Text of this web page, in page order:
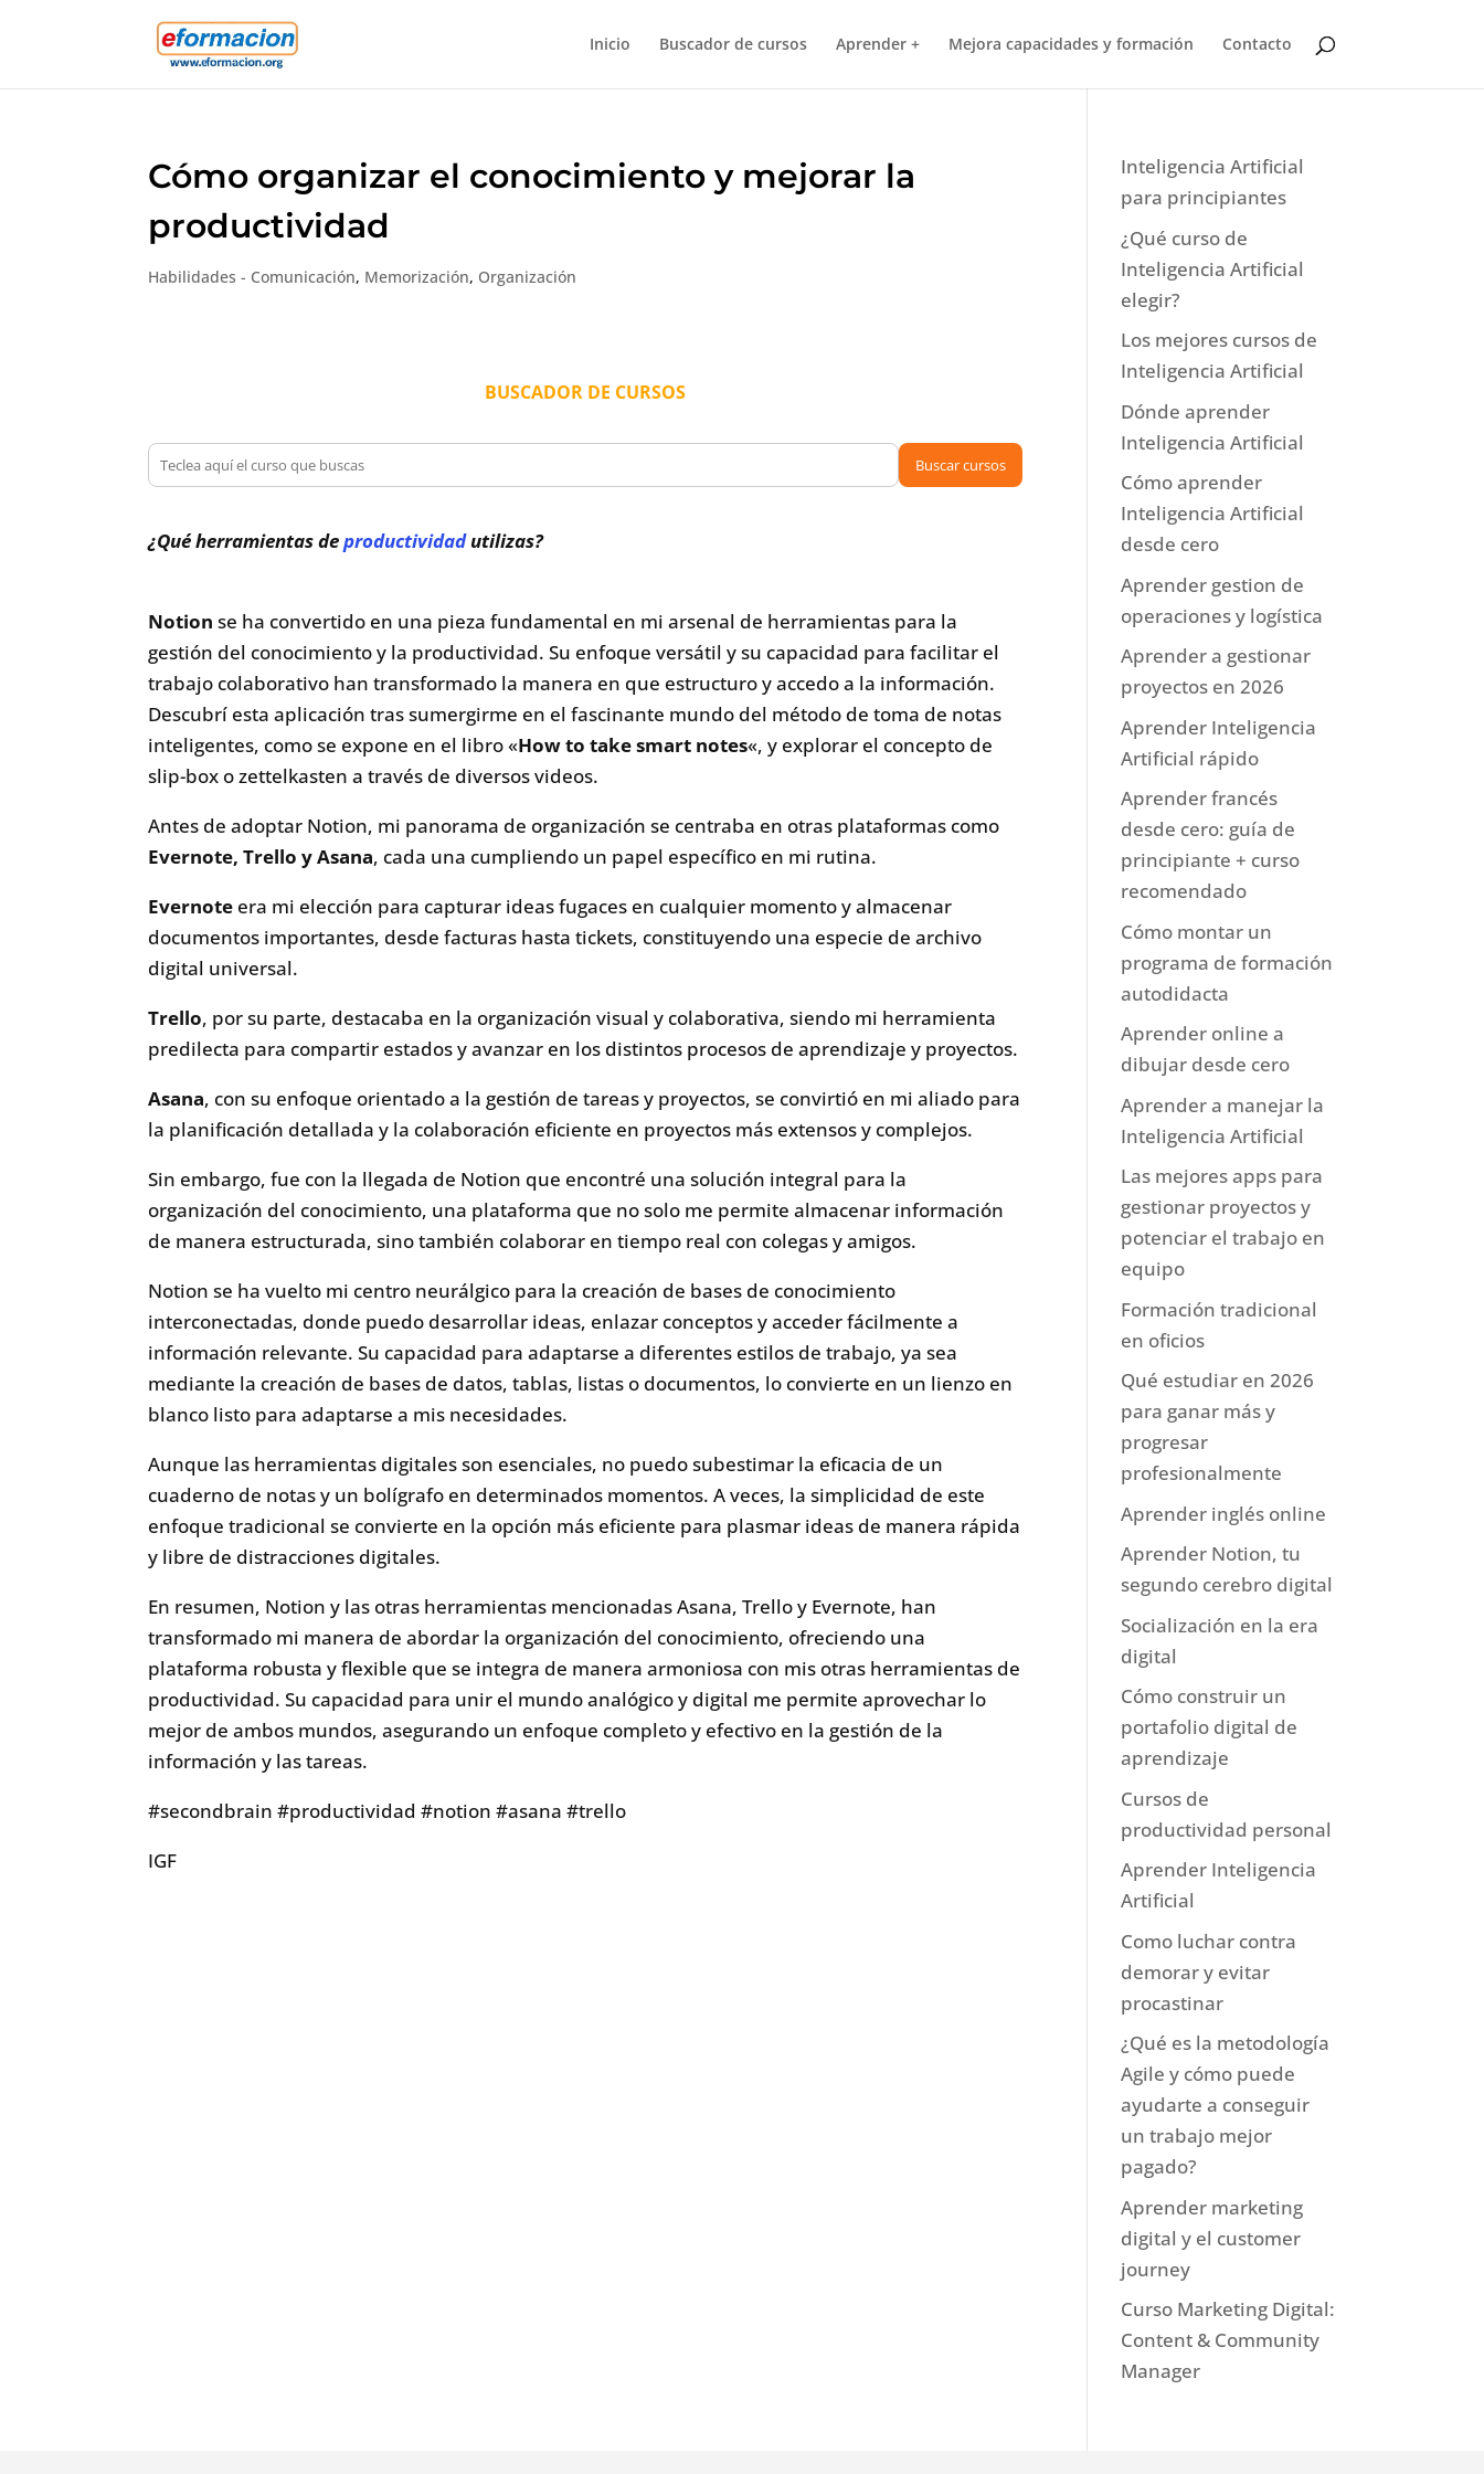
Inicio Buscador de cursos Aprender + Mejora capacidades y formación Contacto
Cómo organizar el conocimiento y mejorar la
productividad
Habilidades - Comunicación, Memorización, Organización
BUSCADOR DE CURSOS
Buscar cursos
¿Qué herramientas deproductividadutilizas?
Notion se ha convertido en una pieza fundamental en mi arsenal de herramientas para la
gestión del conocimiento y la productividad. Su enfoque versátil y su capacidad para facilitar el
trabajo colaborativo han transformado la manera en que estructuro y accedo a la información.
Descubrí esta aplicación tras sumergirme en el fascinante mundo del método de toma de notas
inteligentes, como se expone en el libro «How to take smart notes«, y explorar el concepto de
slip-box o zettelkasten a través de diversos videos.
Antes de adoptar Notion, mi panorama de organización se centraba en otras plataformas como
Evernote, Trello y Asana, cada una cumpliendo un papel específico en mi rutina.
Evernote era mi elección para capturar ideas fugaces en cualquier momento y almacenar
documentos importantes, desde facturas hasta tickets, constituyendo una especie de archivo
digital universal.
Trello, por su parte, destacaba en la organización visual y colaborativa, siendo mi herramienta
predilecta para compartir estados y avanzar en los distintos procesos de aprendizaje y proyectos.
Asana, con su enfoque orientado a la gestión de tareas y proyectos, se convirtió en mi aliado para
la planificación detallada y la colaboración eficiente en proyectos más extensos y complejos.
Sin embargo, fue con la llegada de Notion que encontré una solución integral para la
organización del conocimiento, una plataforma que no solo me permite almacenar información
de manera estructurada, sino también colaborar en tiempo real con colegas y amigos.
Notion se ha vuelto mi centro neurálgico para la creación de bases de conocimiento
interconectadas, donde puedo desarrollar ideas, enlazar conceptos y acceder fácilmente a
información relevante. Su capacidad para adaptarse a diferentes estilos de trabajo, ya sea
mediante la creación de bases de datos, tablas, listas o documentos, lo convierte en un lienzo en
blanco listo para adaptarse a mis necesidades.
Aunque las herramientas digitales son esenciales, no puedo subestimar la eficacia de un
cuaderno de notas y un bolígrafo en determinados momentos. A veces, la simplicidad de este
enfoque tradicional se convierte en la opción más eficiente para plasmar ideas de manera rápida
y libre de distracciones digitales.
En resumen, Notion y las otras herramientas mencionadas Asana, Trello y Evernote, han
transformado mi manera de abordar la organización del conocimiento, ofreciendo una
plataforma robusta y flexible que se integra de manera armoniosa con mis otras herramientas de
productividad. Su capacidad para unir el mundo analógico y digital me permite aprovechar lo
mejor de ambos mundos, asegurando un enfoque completo y efectivo en la gestión de la
información y las tareas.
#secondbrain #productividad #notion #asana #trello
IGF
Inteligencia Artificial
para principiantes
¿Qué curso de
Inteligencia Artificial
elegir?
Los mejores cursos de
Inteligencia Artificial
Dónde aprender
Inteligencia Artificial
Cómo aprender
Inteligencia Artificial
desde cero
Aprender gestion de
operaciones y logística
Aprender a gestionar
proyectos en 2026
Aprender Inteligencia
Artificial rápido
Aprender francés
desde cero: guía de
principiante + curso
recomendado
Cómo montar un
programa de formación
autodidacta
Aprender online a
dibujar desde cero
Aprender a manejar la
Inteligencia Artificial
Las mejores apps para
gestionar proyectos y
potenciar el trabajo en
equipo
Formación tradicional
en oficios
Qué estudiar en 2026
para ganar más y
progresar
profesionalmente
Aprender inglés online
Aprender Notion, tu
segundo cerebro digital
Socialización en la era
digital
Cómo construir un
portafolio digital de
aprendizaje
Cursos de
productividad personal
Aprender Inteligencia
Artificial
Como luchar contra
demorar y evitar
procastinar
¿Qué es la metodología
Agile y cómo puede
ayudarte a conseguir
un trabajo mejor
pagado?
Aprender marketing
digital y el customer
journey
Curso Marketing Digital:
Content & Community
Manager